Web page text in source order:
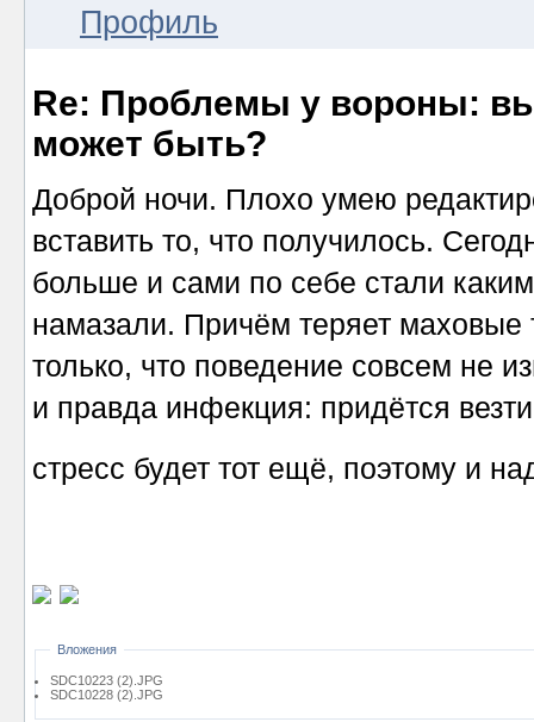
Профиль
Re: Проблемы у вороны:
может быть?
Доброй ночи. Плохо умею
вставить то, что получилось.
больше и сами по себе стали
намазали. Причём теряет маховые
только, что поведение совсем не
и правда инфекция: придётся
стресс будет тот ещё, поэтому и
Вложения
SDC10223 (2).JPG
SDC10228 (2).JPG